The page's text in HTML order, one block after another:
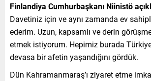
Finlandiya Cumhurbaşkanı Niinistö
Davetiniz için ve aynı zamanda ev
ederim. Uzun, kapsamlı ve derin
etmek istiyorum. Hepimiz burada
devasa bir afetin yaşandığını gördük.
Dün Kahramanmaraş’ı ziyaret etme